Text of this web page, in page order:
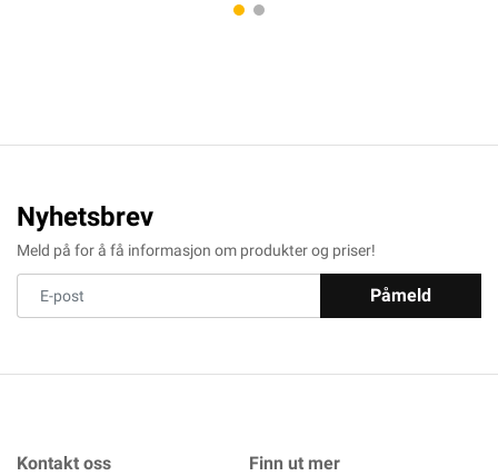
Nyhetsbrev
Meld på for å få informasjon om produkter og priser!
Påmeld
Kontakt oss Finn ut mer